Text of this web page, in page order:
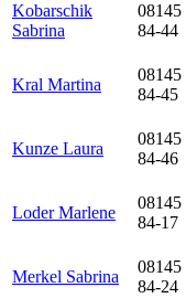
Kobarschik
Sabrina
08145
84-44
Kral Martina
08145
84-45
Kunze Laura
08145
84-46
Loder Marlene
08145
84-17
Merkel Sabrina
08145
84-24